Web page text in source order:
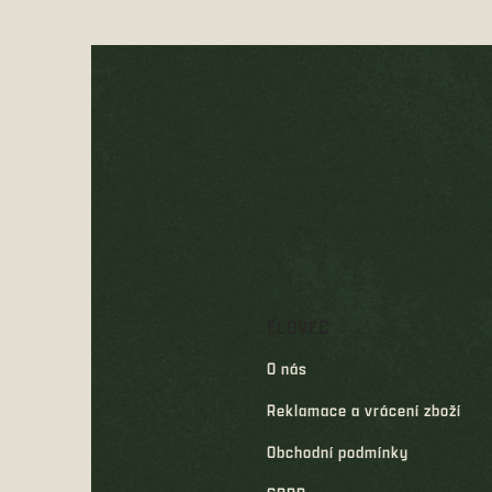
O nás
Reklamace a vrácení zboží
Obchodní podmínky